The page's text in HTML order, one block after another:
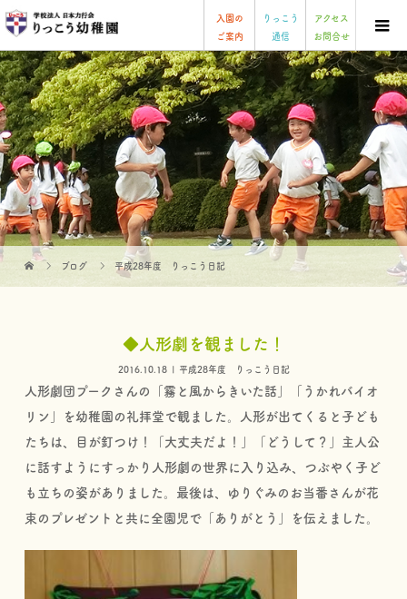
入園の
ご案内
りっこう
通信
アクセス
お問合せ
ブログ 平成28年度 りっこう日記
◆人形劇を観ました！
2016.10.18 平成28年度 りっこう日記
人形劇団プークさんの「霧と風からきいた話」「うかれバイオ
リン」を幼稚園の礼拝堂で観ました。人形が出てくると子ども
たちは、目が釘つけ！「大丈夫だよ！」「どうして？」主人公
に話すようにすっかり人形劇の世界に入り込み、つぶやく子ど
も立ちの姿がありました。最後は、ゆりぐみのお当番さんが花
束のプレゼントと共に全園児で「ありがとう」を伝えました。